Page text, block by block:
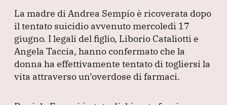
La madre di Andrea Sempio è ricoverata dopo
il tentato suicidio avvenuto mercoledì 17
giugno. I legali del figlio, Liborio Cataliotti e
Angela Taccia, hanno confermato che la
donna ha effettivamente tentato di togliersi la
vita attraverso un’overdose di farmaci.